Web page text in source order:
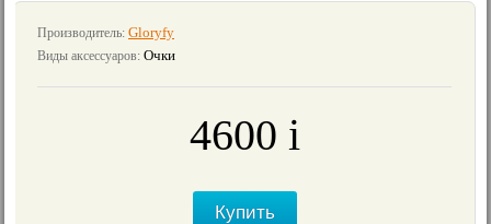
Производитель: Gloryfy
Виды аксессуаров: Очки
4600 i
Купить